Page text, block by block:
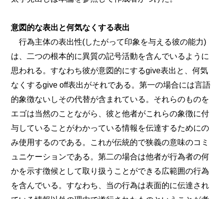
意図的な表出と何気なくする表出
行為主体の表出性(したがって印象を与える彼の能力)
は、二つの根本的に異質の記号活動を含んでいるように
思われる。すなわち彼が意図的にするgive表出と、何気
なくするgive off表出がそれである。第一の場合には言語
的象徴ないしその代替が含まれている。それらのものを
エゴは当然のことながら、彼と他者がこれらの象徴に付
与していることがわかっている情報を伝達するためにの
み使用するのである。これが伝統的で狭義の意味のコミ
ュニケーションである。第二の場合は他者が行為者の何
かを示す徴候として取り扱うことができる広範囲の行為
を含んでいる。すなわち、当の行為は表面的に伝達され